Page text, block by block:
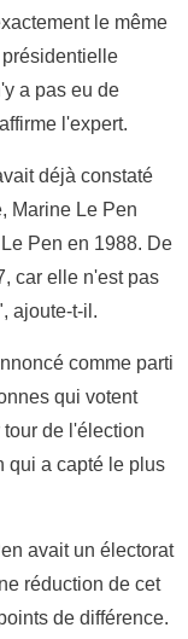
le même
a pas eu de
l'expert.
déjà constaté
Marine Le Pen
Pen en 1988. De
car elle n'est pas
ajoute-t-il.
comme parti
qui votent
de l'élection
qui a capté le plus
avait un électorat
réduction de cet
de différence.